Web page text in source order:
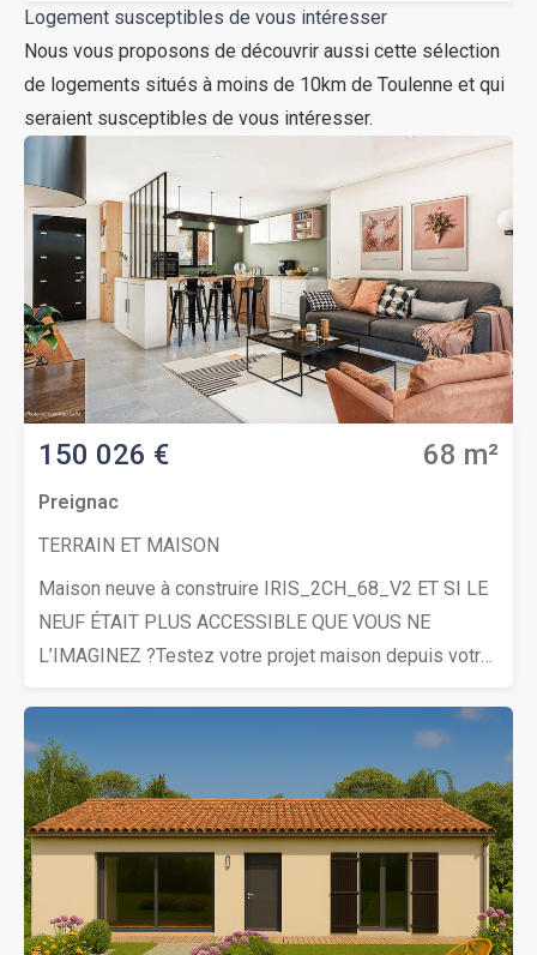
Logement susceptibles de vous intéresser
Nous vous proposons de découvrir aussi cette sélection
de logements situés à moins de 10km de Toulenne et qui
seraient susceptibles de vous intéresser.
150 026 € 68 m²
Preignac
TERRAIN ET MAISON
Maison neuve à construire IRIS_2CH_68_V2 ET SI LE
NEUF ÉTAIT PLUS ACCESSIBLE QUE VOUS NE
L’IMAGINEZ ?Testez votre projet maison depuis votre
Pionnier du configurateur maison en France, Maisons
Alysia vous permet de choisir votre maison, votre
terrain, vos options et d’obtenir rapidement une
première vision claire de votre budget.—> Rendez-
vous sur notre site maisons-alysia(.com) pour
configurer votre projet.CE QUI FAIT LA DIFFÉRENCE
CHEZ ALYSIA• études de structure béton : chez nous,